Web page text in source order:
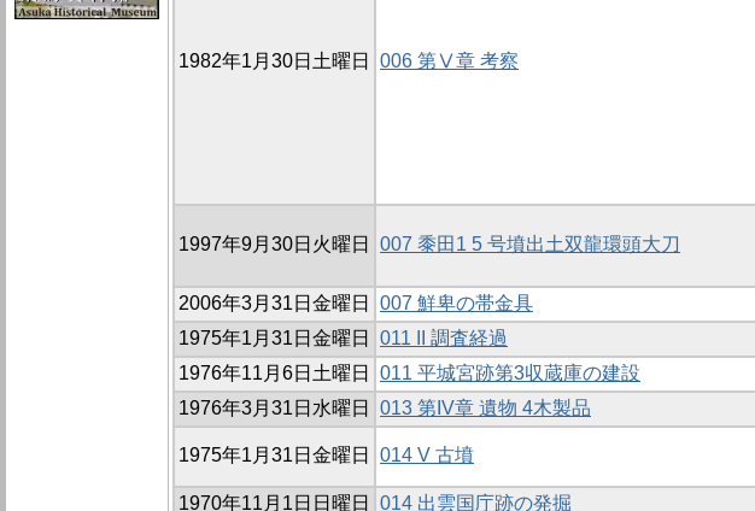
1982年1月30日土曜日 006 第Ⅴ章 考察
1997年9月30日火曜日 007 黍田1 5 号墳出土双龍環頭大刀
2006年3月31日金曜日
007 鮮卑の帯金具
1975年1月31日金曜日
011 II 調査経過
1976年11月6日土曜日
011 平城宮跡第3収蔵庫の建設
1976年3月31日水曜日
013 第IV章 遺物 4木製品
1975年1月31日金曜日 014 V 古墳
1970年11月1日日曜日
014 出雲国庁跡の発掘